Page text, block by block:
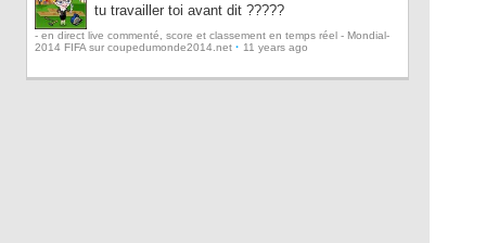
tu travailler toi avant dit ?????
- en direct live commenté, score et classement en temps réel - Mondial-
2014 FIFA sur coupedumonde2014.net · 11 years ago